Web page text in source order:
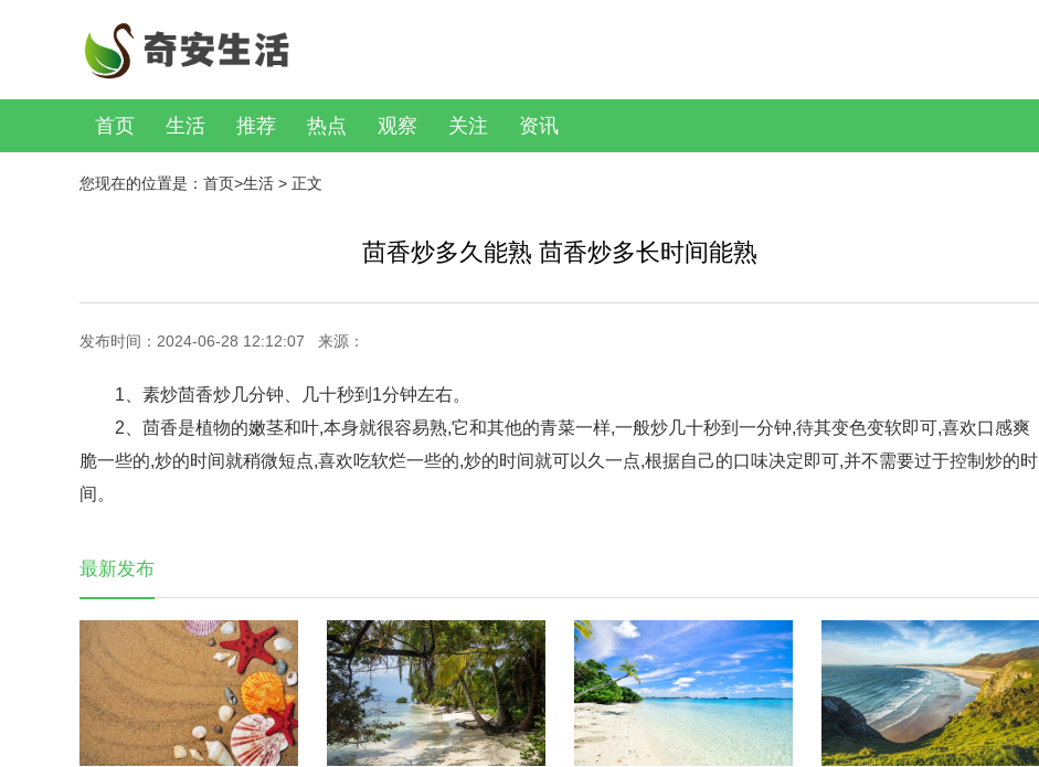
首页 生活 推荐 热点 观察 关注 资讯
您现在的位置是： 首页>生活 > 正文
茴香炒多久能熟 茴香炒多长时间能熟
发布时间：2024-06-28 12:12:07 来源：
1、素炒茴香炒几分钟、几十秒到1分钟左右。
2、茴香是植物的嫩茎和叶,本身就很容易熟,它和其他的青菜一样,一般炒几十秒到一分钟,待其变色变软即可,喜欢口感爽
脆一些的,炒的时间就稍微短点,喜欢吃软烂一些的,炒的时间就可以久一点,根据自己的口味决定即可,并不需要过于控制炒的时
间。
最新发布